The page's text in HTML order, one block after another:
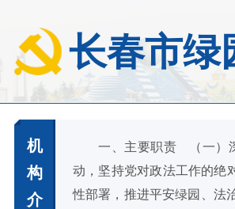
长春市绿
机
构
介
一、主要职责 （一）深
动，坚持党对政法工作的绝
性部署，推进平安绿园、法